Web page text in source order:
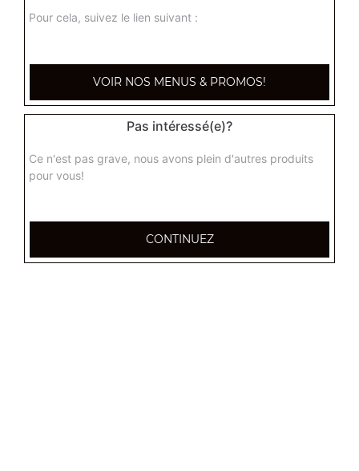
Pour cela, suivez le lien suivant :
VOIR NOS MENUS & PROMOS!
Pas intéressé(e)?
Ce n'est pas grave, nous avons plein d'autres produits
pour vous!
CONTINUEZ